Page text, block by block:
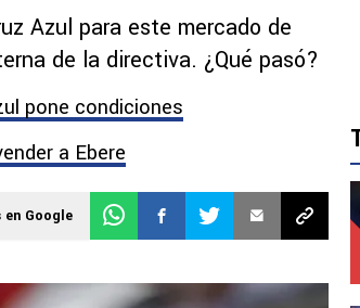
Azul para este mercado de
de la directiva. ¿Qué pasó?
pone condiciones
a Ebere
en Google